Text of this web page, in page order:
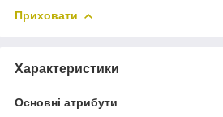
Приховати
Характеристики
Основні атрибути